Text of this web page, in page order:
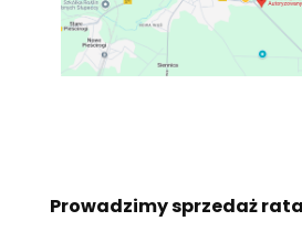
Prowadzimy sprzedaż